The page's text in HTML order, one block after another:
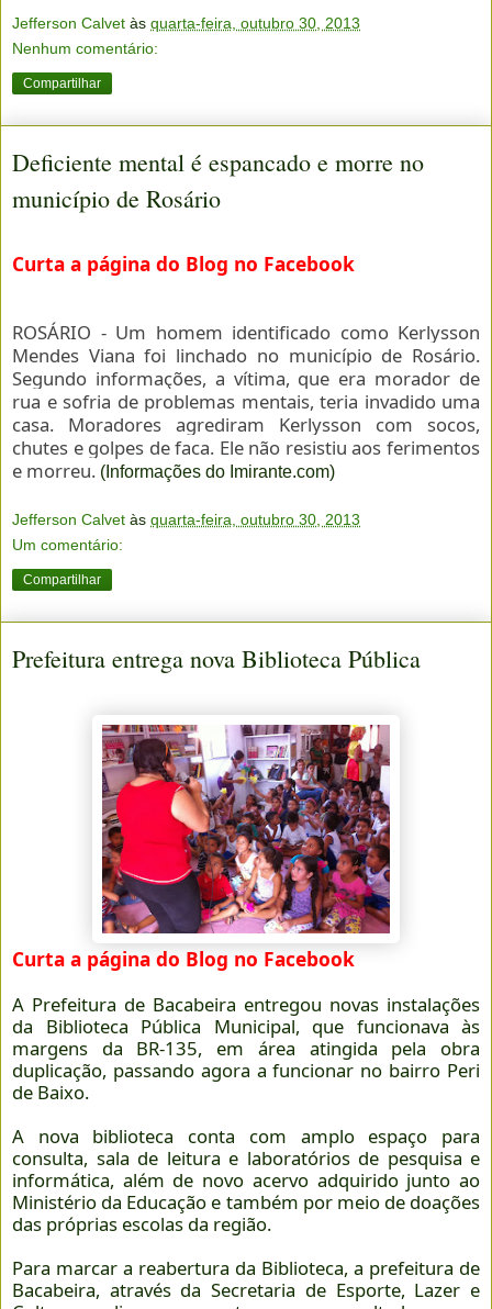
Jefferson Calvet às quarta-feira, outubro 30, 2013
Nenhum comentário:
Compartilhar
Deficiente mental é espancado e morre no
município de Rosário
Curta a página do Blog no Facebook
ROSÁRIO - Um homem identificado como Kerlysson
Mendes Viana foi linchado no município de Rosário.
Segundo informações, a vítima, que era morador de
rua e sofria de problemas mentais, teria invadido uma
casa. Moradores agrediram Kerlysson com socos,
chutes e golpes de faca. Ele não resistiu aos ferimentos
e morreu. (Informações do Imirante.com)
Jefferson Calvet às quarta-feira, outubro 30, 2013
Um comentário:
Compartilhar
Prefeitura entrega nova Biblioteca Pública
Curta a página do Blog no Facebook
A Prefeitura de Bacabeira entregou novas instalações
da Biblioteca Pública Municipal, que funcionava às
margens da BR-135, em área atingida pela obra
duplicação, passando agora a funcionar no bairro Peri
de Baixo.
A nova biblioteca conta com amplo espaço para
consulta, sala de leitura e laboratórios de pesquisa e
informática, além de novo acervo adquirido junto ao
Ministério da Educação e também por meio de doações
das próprias escolas da região.
Para marcar a reabertura da Biblioteca, a prefeitura de
Bacabeira, através da Secretaria de Esporte, Lazer e